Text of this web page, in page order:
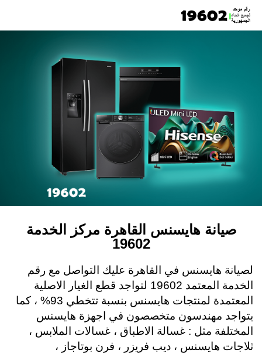
صيانة هايسنس القاهرة مركز الخدمة
19602
لصيانة هايسنس في القاهرة عليك التواصل مع رقم
الخدمة المعتمد 19602 لتواجد قطع الغيار الاصلية
المعتمدة لمنتجات هايسنس بنسبة تتخطي 93% ، كما
يتواجد مهندسون متخصصون في اجهزة هايسنس
المختلفة مثل : غسالة الاطباق ، غسالات الملابس ،
ثلاجات هايسنس ، ديب فريزر ، فرن بوتاجاز ،